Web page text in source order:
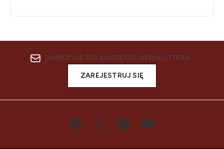
ZAPISZ SIĘ DO NASZEGO NEWSLETTERA
ZAREJESTRUJ SIĘ